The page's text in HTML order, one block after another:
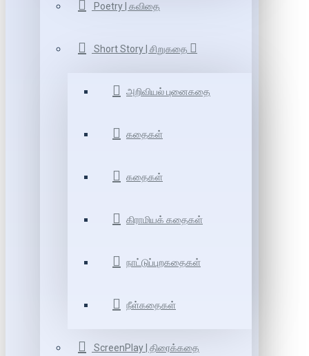
Poetry | கவிதை
Short Story | சிறுகதை
அறிவியல் புனைகதை
கதைகள்
கதைகள்
கிராமியக் கதைகள்
நாட்டுப்புறகதைகள்
நீள்கதைகள்
ScreenPlay | திரைக்கதை